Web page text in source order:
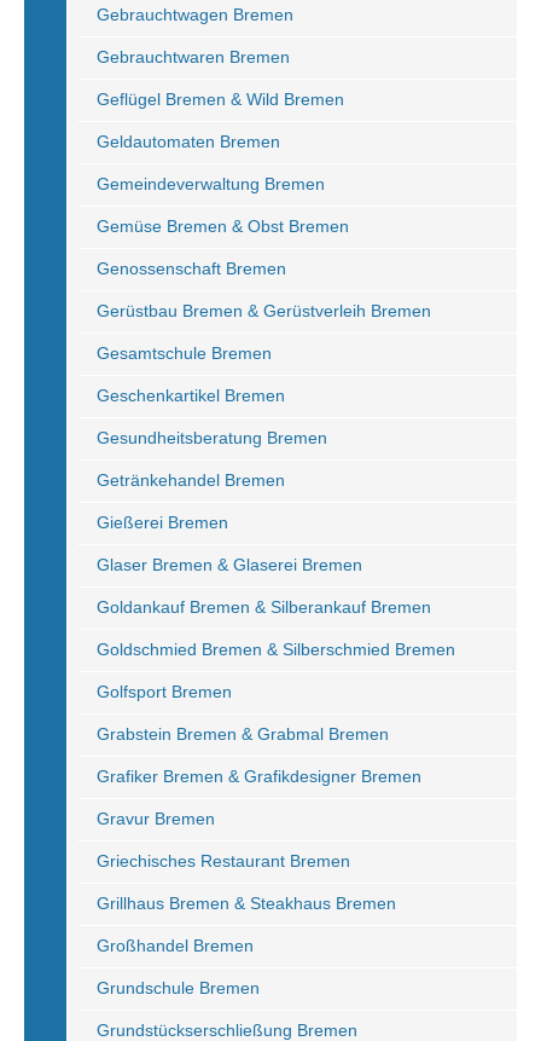
Gebrauchtwagen Bremen
Gebrauchtwaren Bremen
Geflügel Bremen & Wild Bremen
Geldautomaten Bremen
Gemeindeverwaltung Bremen
Gemüse Bremen & Obst Bremen
Genossenschaft Bremen
Gerüstbau Bremen & Gerüstverleih Bremen
Gesamtschule Bremen
Geschenkartikel Bremen
Gesundheitsberatung Bremen
Getränkehandel Bremen
Gießerei Bremen
Glaser Bremen & Glaserei Bremen
Goldankauf Bremen & Silberankauf Bremen
Goldschmied Bremen & Silberschmied Bremen
Golfsport Bremen
Grabstein Bremen & Grabmal Bremen
Grafiker Bremen & Grafikdesigner Bremen
Gravur Bremen
Griechisches Restaurant Bremen
Grillhaus Bremen & Steakhaus Bremen
Großhandel Bremen
Grundschule Bremen
Grundstückserschließung Bremen